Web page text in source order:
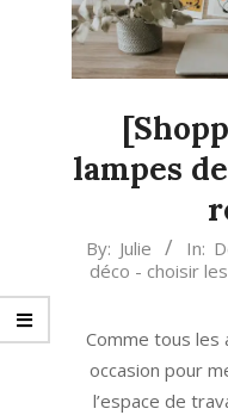
lampes
2021-
08-
By: Julie In:
déco - choisir
Comme tous les
occasion pour
l’espace de